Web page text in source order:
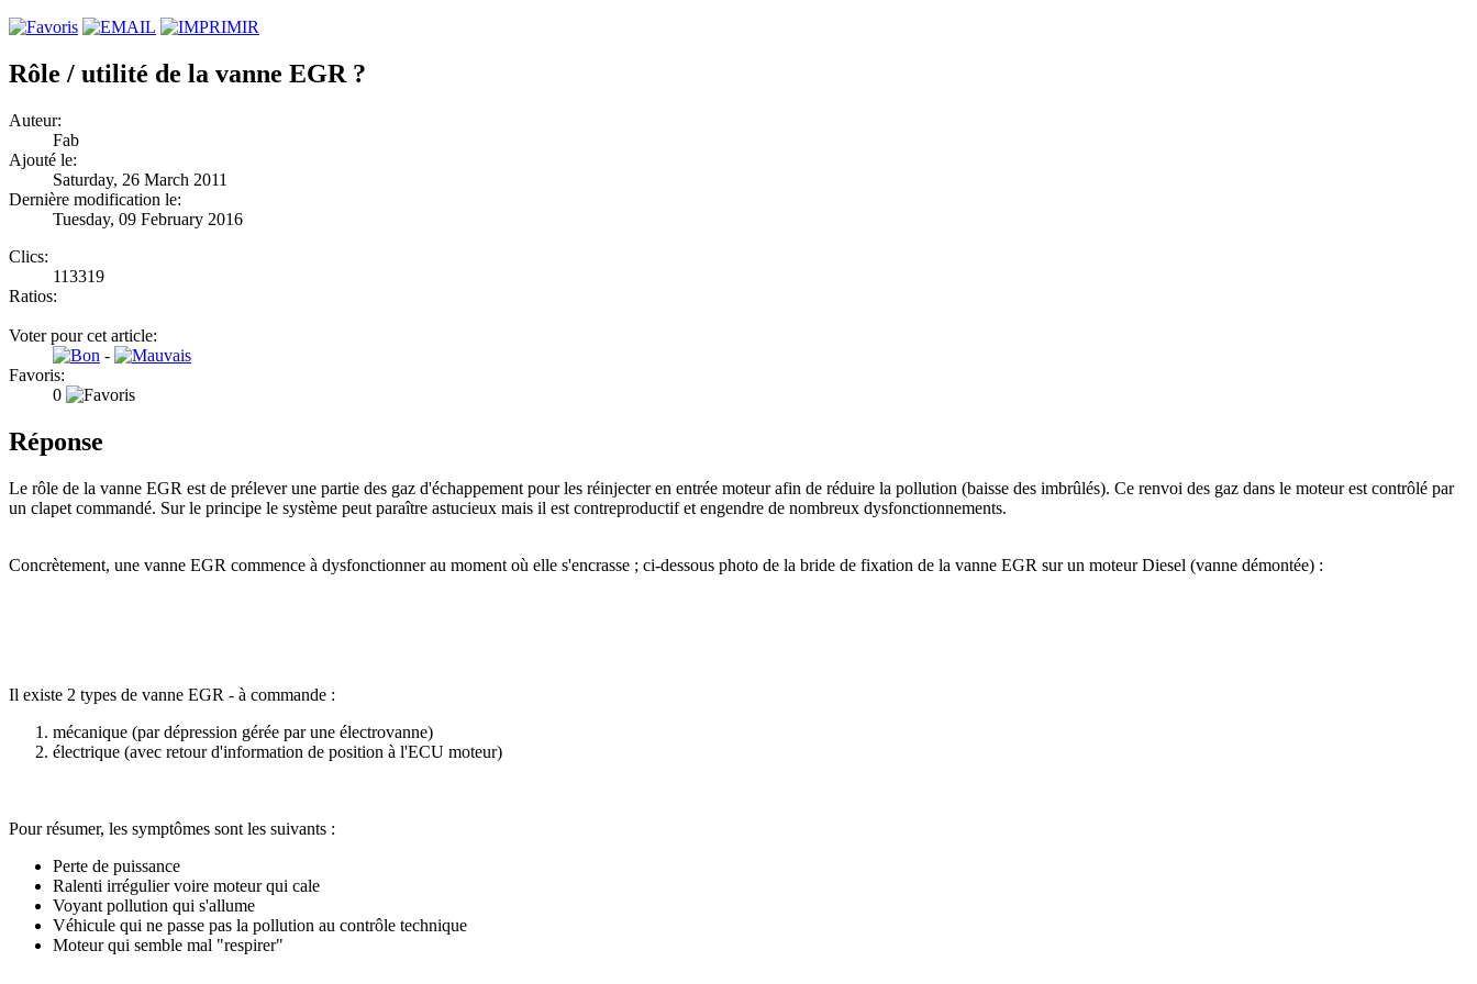
Rôle / utilité de la vanne EGR ?
Auteur:
Fab
Ajouté le:
Saturday, 26 March 2011
Dernière modification le:
Tuesday, 09 February 2016
Clics:
113319
Ratios:
Voter pour cet article:
-
Favoris:
0
Réponse
Le rôle de la vanne EGR est de prélever une partie des gaz d'échappement pour les réinjecter en entrée moteur afin de réduire la pollution (baisse des imbrûlés). Ce renvoi des gaz dans le moteur est contrôlé par
un clapet commandé. Sur le principe le système peut paraître astucieux mais il est contreproductif et engendre de nombreux dysfonctionnements.
Concrètement, une vanne EGR commence à dysfonctionner au moment où elle s'encrasse ; ci-dessous photo de la bride de fixation de la vanne EGR sur un moteur Diesel (vanne démontée) :
Il existe 2 types de vanne EGR - à commande :
mécanique (par dépression gérée par une électrovanne)
électrique (avec retour d'information de position à l'ECU moteur)
Pour résumer, les symptômes sont les suivants :
Perte de puissance
Ralenti irrégulier voire moteur qui cale
Voyant pollution qui s'allume
Véhicule qui ne passe pas la pollution au contrôle technique
Moteur qui semble mal "respirer"